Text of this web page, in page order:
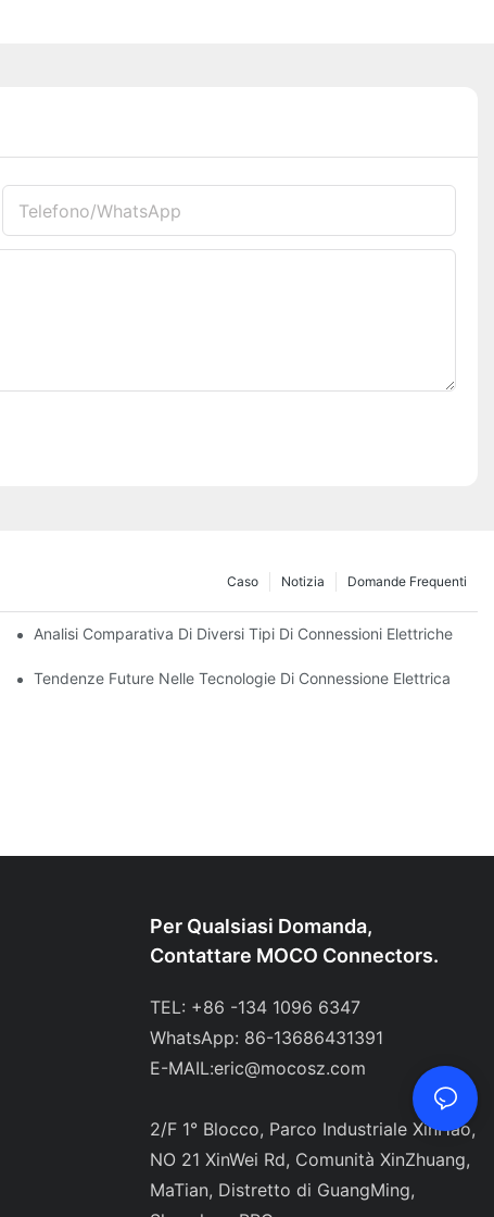
Telefono/WhatsApp
Domande Frequenti
Notizia
Caso
Analisi Comparativa Di Diversi Tipi Di Connessioni Elettriche
Tendenze Future Nelle Tecnologie Di Connessione Elettrica
Per Qualsiasi Domanda,
Contattare MOCO Connectors.
TEL: +86 -134 1096 6347
WhatsApp: 86-13686431391
E-MAIL:eric@mocosz.com
2/F 1° Blocco, Parco Industriale XinHao,
NO 21 XinWei Rd, Comunità XinZhuang,
MaTian, ​​Distretto di GuangMing,